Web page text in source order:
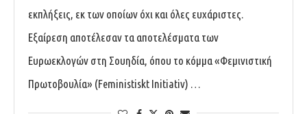
εκπλήξεις, εκ των οποίων όχι και όλες ευχάριστες.
Εξαίρεση αποτέλεσαν τα αποτελέσματα των
Ευρωεκλογών στη Σουηδία, όπου το κόμμα «Φεμινιστική
Πρωτοβουλία» (Feministiskt Initiativ) …